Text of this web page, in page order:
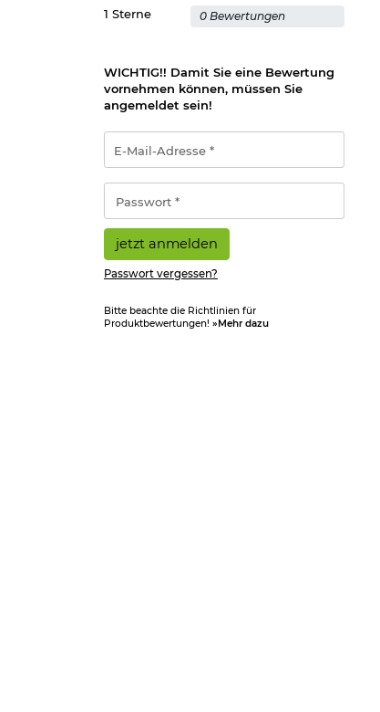
1 Sterne 0 Bewertungen
WICHTIG!! Damit Sie eine Bewertung
vornehmen können, müssen Sie
angemeldet sein!
Mail-
Adresse
*
jetzt anmelden
Passwort vergessen?
Bitte beachte die Richtlinien für
Produktbewertungen! »Mehr dazu